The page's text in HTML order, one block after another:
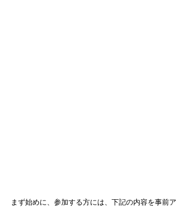
まず始めに、参加する方には、下記の内容を事前ア